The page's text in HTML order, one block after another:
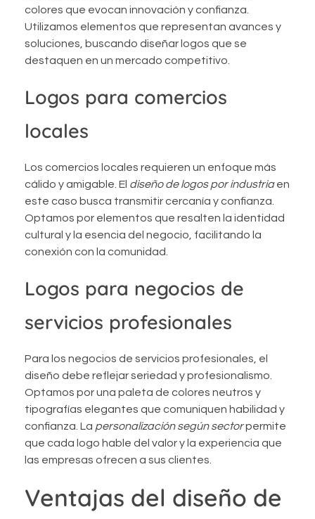
colores que evocan innovación y confianza.
Utilizamos elementos que representan avances y
soluciones, buscando diseñar logos que se
destaquen en un mercado competitivo.
Logos para comercios
locales
Los comercios locales requieren un enfoque más
cálido y amigable. El diseño de logos por industriaen
este caso busca transmitir cercanía y confianza.
Optamos por elementos que resalten la identidad
cultural y la esencia del negocio, facilitando la
conexión con la comunidad.
Logos para negocios de
servicios profesionales
Para los negocios de servicios profesionales, el
diseño debe reflejar seriedad y profesionalismo.
Optamos por una paleta de colores neutros y
tipografías elegantes que comuniquen habilidad y
confianza. La personalización según sectorpermite
que cada logo hable del valor y la experiencia que
las empresas ofrecen a sus clientes.
Ventajas del diseño de